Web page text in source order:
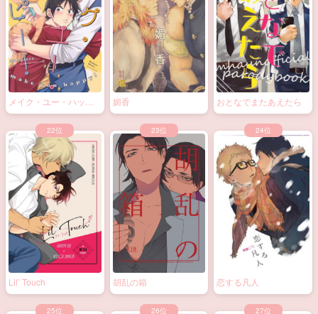
狂犬注意
くりみつむっつりすけ
べ極
おねだりソロプレイ
メイク・ユー・ハッピ
ー！
媚香 おとなでまたあえたら